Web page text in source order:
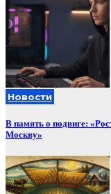
Новости
В память о подвиге:
Москву»